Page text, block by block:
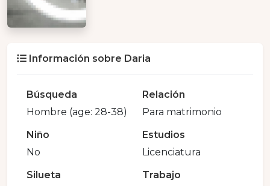
Información sobre Daria
Búsqueda
Hombre (age: 28-38)
Relación
Para matrimonio
Niño
No
Estudios
Licenciatura
Silueta
Trabajo